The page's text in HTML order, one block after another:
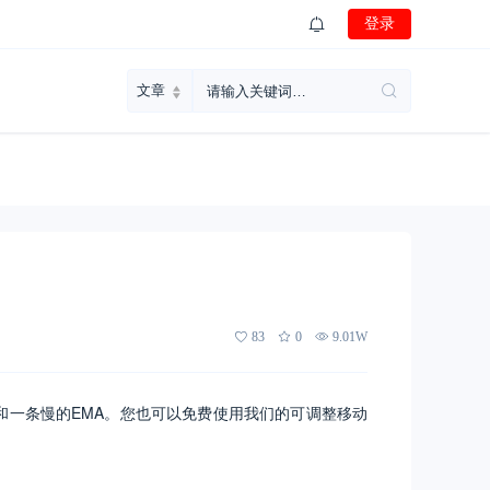
登录
83 0 9.01W
条慢的EMA。您也可以免费使用我们的可调整移动